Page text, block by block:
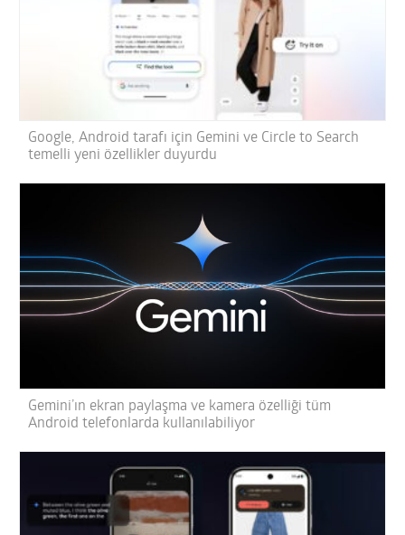
Google, Android tarafı için Gemini ve Circle to Search
temelli yeni özellikler duyurdu
Gemini’ın ekran paylaşma ve kamera özelliği tüm
Android telefonlarda kullanılabiliyor